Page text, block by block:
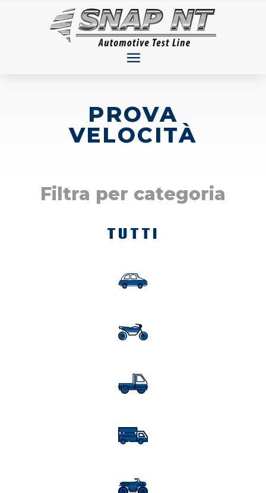
PROVA
VELOCITÀ
Filtra per categoria
TUTTI